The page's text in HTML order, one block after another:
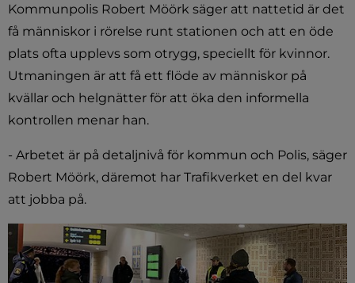
Kommunpolis Robert Möörk säger att nattetid är det
få människor i rörelse runt stationen och att en öde
plats ofta upplevs som otrygg, speciellt för kvinnor.
Utmaningen är att få ett flöde av människor på
kvällar och helgnätter för att öka den informella
kontrollen menar han.
- Arbetet är på detaljnivå för kommun och Polis, säger
Robert Möörk, däremot har Trafikverket en del kvar
att jobba på.